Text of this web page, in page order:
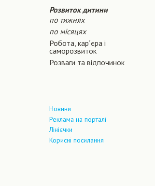
Розвиток дитини
по тижнях
по місяцях
Робота, кар´єра і
саморозвиток
Розваги та відпочинок
Новини
Реклама на порталі
Лінієчки
Корисні посилання